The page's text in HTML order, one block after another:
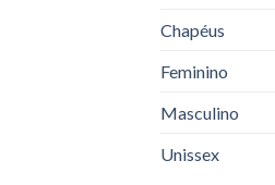
Chapéus
Feminino
Masculino
Unissex